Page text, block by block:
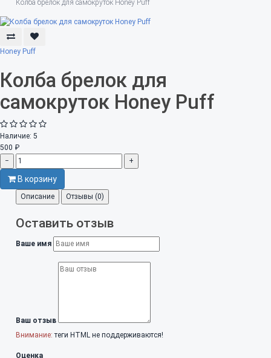
Колба брелок для самокруток Honey Puff
Honey Puff
Колба брелок для
самокруток Honey Puff
Наличие: 5
500 ₽
−
+
В корзину
Описание Отзывы (0)
Оставить отзыв
Ваше имя
Ваш отзыв
Внимание: теги HTML не поддерживаются!
Оценка